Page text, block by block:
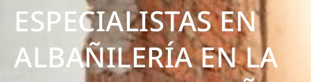
ESPECIALISTAS EN
ALBAÑILERÍA EN LA